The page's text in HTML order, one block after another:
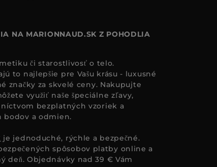
NA MARIONNAUD.SK Z POHODLIA
či starostlivosť o telo.
to najlepšie pre Vašu krásu - luxusné
značky za skvelé ceny. Nakupujte
využiť naše špeciálne zľavy,
bezplatných vzoriek a
bodov a odmien.
je jednoduché, rýchle a bezpečné.
spôsobov platby online a
deň. Objednávky nad 39 € Vám